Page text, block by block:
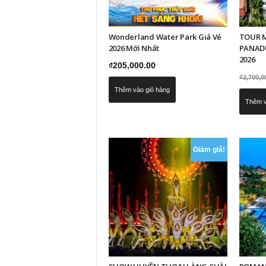
Wonderland Water Park Giá Vé
2026 Mới Nhất
₫205,000.00
Thêm vào giỏ hàng
TOUR
2026
₫
Thêm
Giảm giá!